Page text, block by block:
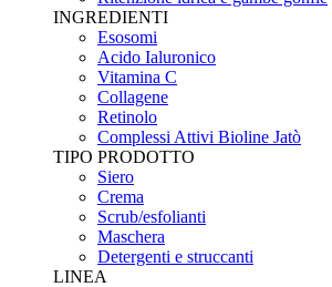
INGREDIENTI
Esosomi
Acido Ialuronico
Vitamina C
Collagene
Retinolo
Complessi Attivi Bioline Jatò
TIPO PRODOTTO
Siero
Crema
Scrub/esfolianti
Maschera
Detergenti e struccanti
LINEA